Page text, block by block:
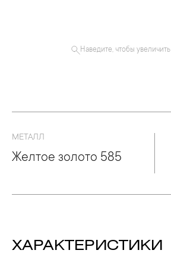
Наведите, чтобы увеличить
МЕТАЛЛ
Желтое золото 585
ХАРАКТЕРИСТИКИ